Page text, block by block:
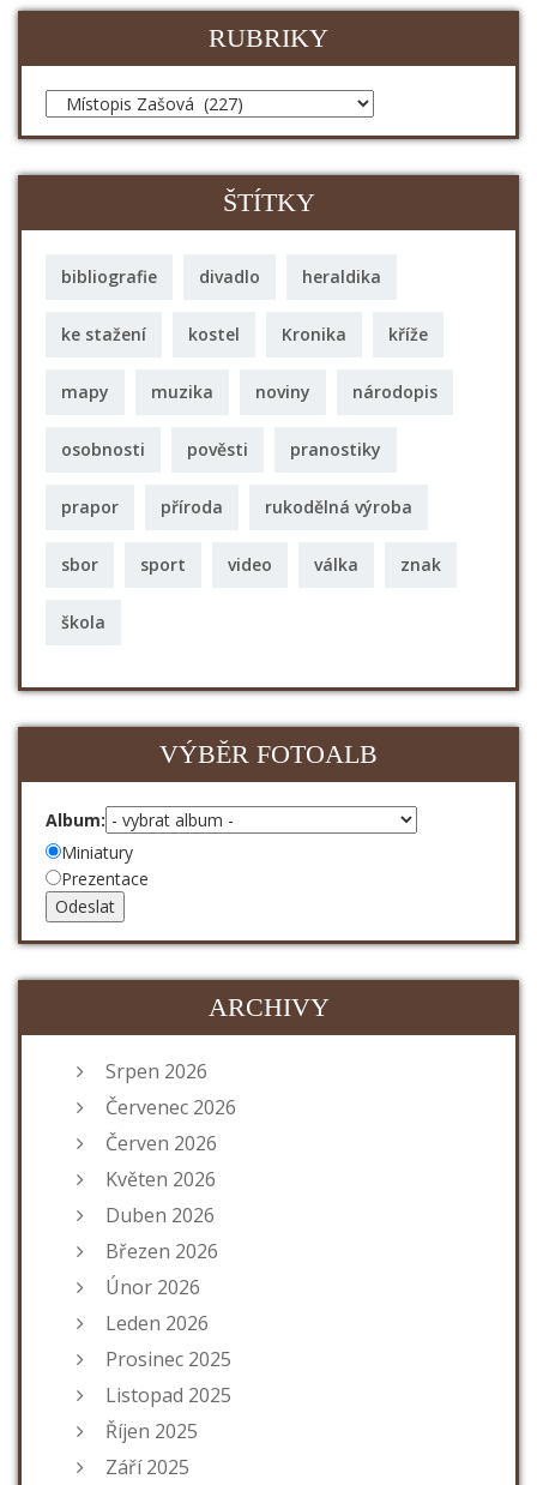
RUBRIKY
ŠTÍTKY
bibliografie divadlo heraldika
ke stažení kostel Kronika kříže
mapy muzika noviny národopis
osobnosti pověsti pranostiky
prapor příroda rukodělná výroba
sbor sport video válka znak
škola
VÝBĚR FOTOALB
Album:
Miniatury
Prezentace
ARCHIVY
Srpen 2026
Červenec 2026
Červen 2026
Květen 2026
Duben 2026
Březen 2026
Únor 2026
Leden 2026
Prosinec 2025
Listopad 2025
Říjen 2025
Září 2025